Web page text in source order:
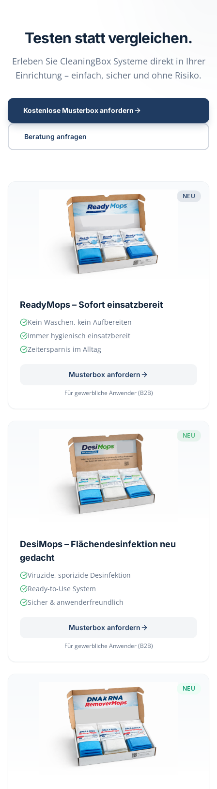
Testen statt vergleichen.
Erleben Sie CleaningBox Systeme direkt in Ihrer
Einrichtung – einfach, sicher und ohne Risiko.
Kostenlose Musterbox anfordern
Beratung anfragen
NEU
ReadyMops – Sofort einsatzbereit
Kein Waschen, kein Aufbereiten
Immer hygienisch einsatzbereit
Zeitersparnis im Alltag
Musterbox anfordern
Für gewerbliche Anwender (B2B)
NEU
DesiMops – Flächendesinfektion neu
gedacht
Viruzide, sporizide Desinfektion
Ready-to-Use System
Sicher & anwenderfreundlich
Musterbox anfordern
Für gewerbliche Anwender (B2B)
NEU